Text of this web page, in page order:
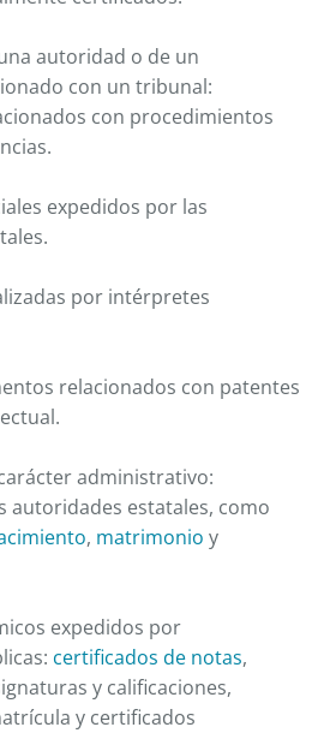
autoridad o de un
con un tribunal:
con procedimientos
expedidos por las
por intérpretes
relacionados con patentes
administrativo:
autoridades estatales, como
, matrimonio y
expedidos por
certificados de notas,
y calificaciones,
y certificados